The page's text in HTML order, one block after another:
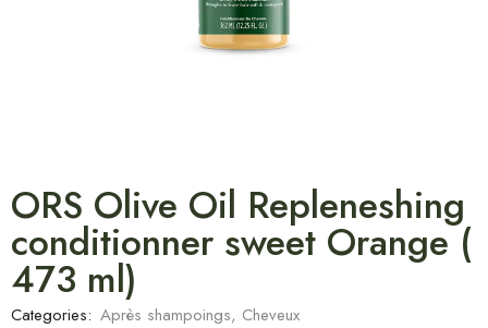
ORS Olive Oil Repleneshing
conditionner sweet Orange (
473 ml)
Categories: Après shampoings, Cheveux